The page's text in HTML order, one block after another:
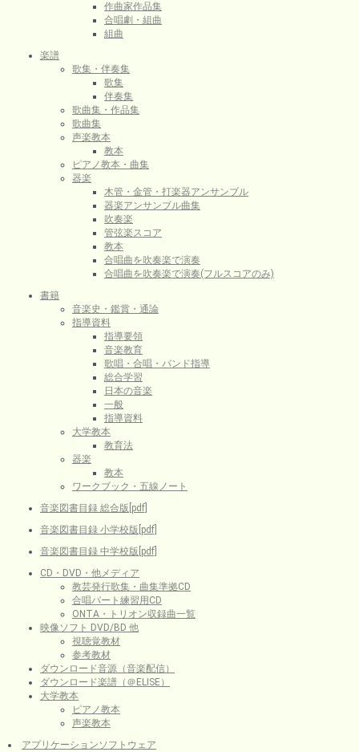
作曲家作品集
合唱劇・組曲
組曲
楽譜
歌集・伴奏集
歌集
伴奏集
歌曲集・作品集
歌曲集
声楽教本
教本
ピアノ教本・曲集
器楽
木管・金管・打楽器アンサンブル
器楽アンサンブル曲集
吹奏楽
管弦楽スコア
教本
合唱曲を吹奏楽で演奏
合唱曲を吹奏楽で演奏(フルスコアのみ)
書籍
音楽史・鑑賞・通論
指導資料
指導要領
音楽教育
歌唱・合唱・バンド指導
総合学習
日本の音楽
一般
指導資料
大学教本
教育法
器楽
教本
ワークブック・五線ノート
音楽図書目録 総合版[pdf]
音楽図書目録 小学校版[pdf]
音楽図書目録 中学校版[pdf]
CD・DVD・他メディア
教芸発行歌集・曲集準拠CD
合唱パート練習用CD
ONTA・トリオン収録曲一覧
映像ソフト DVD/BD 他
視聴覚教材
参考教材
ダウンロード音源（音楽配信）
ダウンロード楽譜（＠ELISE）
大学教本
ピアノ教本
声楽教本
アプリケーションソフトウェア